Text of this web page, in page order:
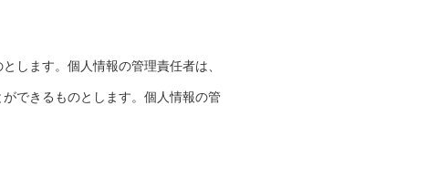
します。個人情報の管理責任者は、
できるものとします。個人情報の管